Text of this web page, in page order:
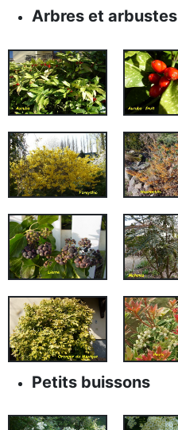
Arbres et arbustes
Petits buissons